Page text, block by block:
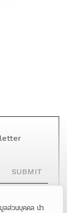
ลส่วนบุคคล นำ
SUBMIT